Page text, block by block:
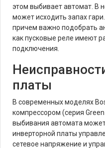
этом выбивает автомат. В
может исходить запах
причем важно подобрать
как пусковые реле имеют
подключения.
платы
В современных моделях
компрессором (серия
выбивания автомата
инверторной платы
сетевое напряжение и